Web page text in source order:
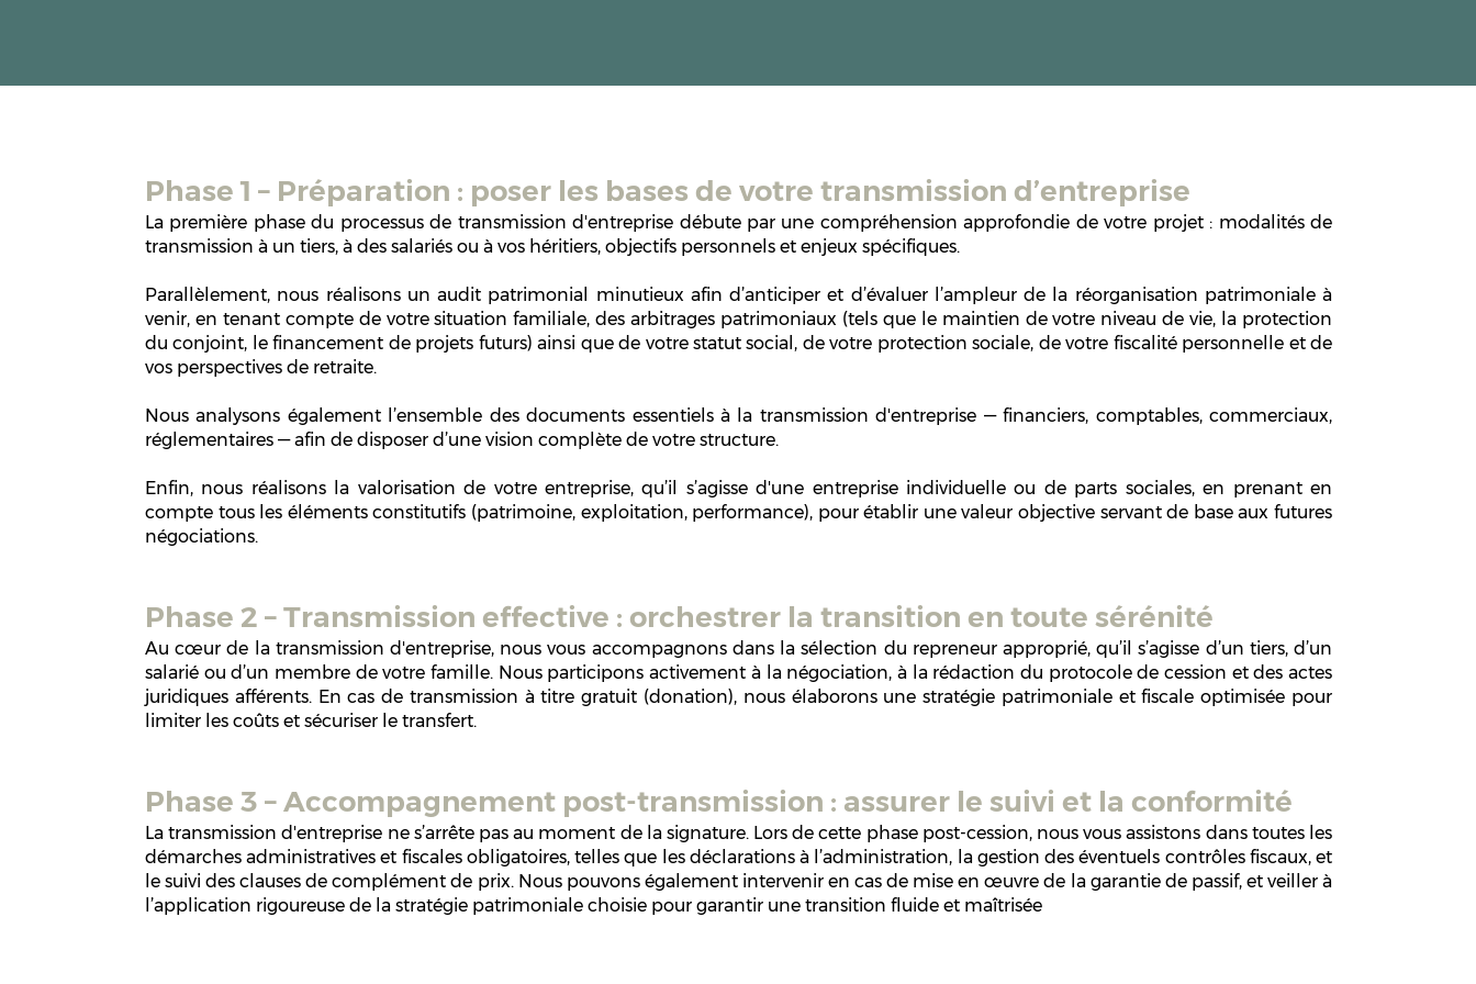
Phase 1 – Préparation : poser les bases de votre transmission d’entreprise
La première phase du processus de transmission d'entreprise débute par une compréhension approfondie de votre projet : modalités de
transmission à un tiers, à des salariés ou à vos héritiers, objectifs personnels et enjeux spécifiques.
Parallèlement, nous réalisons un audit patrimonial minutieux afin d’anticiper et d’évaluer l’ampleur de la réorganisation patrimoniale à
venir, en tenant compte de votre situation familiale, des arbitrages patrimoniaux (tels que le maintien de votre niveau de vie, la protection
du conjoint, le financement de projets futurs) ainsi que de votre statut social, de votre protection sociale, de votre fiscalité personnelle et de
vos perspectives de retraite.
Nous analysons également l’ensemble des documents essentiels à la transmission d'entreprise — financiers, comptables, commerciaux,
réglementaires — afin de disposer d’une vision complète de votre structure.
Enfin, nous réalisons la valorisation de votre entreprise, qu’il s’agisse d'une entreprise individuelle ou de parts sociales, en prenant en
compte tous les éléments constitutifs (patrimoine, exploitation, performance), pour établir une valeur objective servant de base aux futures
négociations.
Phase 2 – Transmission effective : orchestrer la transition en toute sérénité
Au cœur de la transmission d'entreprise, nous vous accompagnons dans la sélection du repreneur approprié, qu’il s’agisse d’un tiers, d’un
salarié ou d’un membre de votre famille. Nous participons activement à la négociation, à la rédaction du protocole de cession et des actes
juridiques afférents. En cas de transmission à titre gratuit (donation), nous élaborons une stratégie patrimoniale et fiscale optimisée pour
limiter les coûts et sécuriser le transfert.
Phase 3 – Accompagnement post-transmission : assurer le suivi et la conformité
La transmission d'entreprise ne s’arrête pas au moment de la signature. Lors de cette phase post-cession, nous vous assistons dans toutes les
démarches administratives et fiscales obligatoires, telles que les déclarations à l’administration, la gestion des éventuels contrôles fiscaux, et
le suivi des clauses de complément de prix. Nous pouvons également intervenir en cas de mise en œuvre de la garantie de passif, et veiller à
l’application rigoureuse de la stratégie patrimoniale choisie pour garantir une transition fluide et maîtrisée